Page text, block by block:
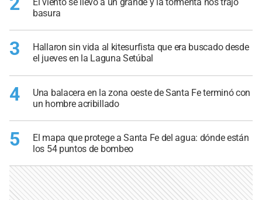
basura
3
Hallaron sin vida al kitesurfista que era buscado desde
el jueves en la Laguna Setúbal
4
Una balacera en la zona oeste de Santa Fe terminó con
un hombre acribillado
5
El mapa que protege a Santa Fe del agua: dónde están
los 54 puntos de bombeo